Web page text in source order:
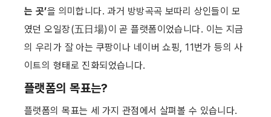
는 곳’을 의미합니다. 과거 방방곡곡 보따리 상인들이 모
였던 오일장(五日場)이 곧 플랫폼이었습니다. 이는 지금
의 우리가 잘 아는 쿠팡이나 네이버 쇼핑, 11번가 등의 사
이트의 형태로 진화되었습니다.
플랫폼의 목표는?
플랫폼의 목표는 세 가지 관점에서 살펴볼 수 있습니다.